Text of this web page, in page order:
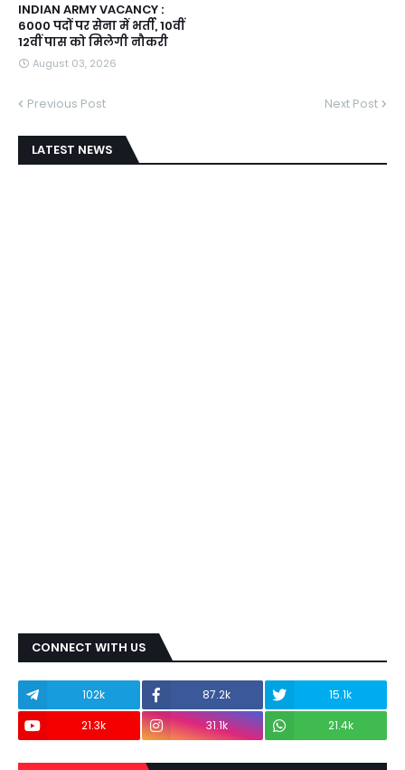
INDIAN ARMY VACANCY :
6000 पदों पर सेना में भर्ती, 10वीं
12वीं पास को मिलेगी नौकरी
August 03, 2026
Previous Post Next Post
LATEST NEWS
CONNECT WITH US
102k 87.2k
15.1k
21.3k
31.1k 21.4k